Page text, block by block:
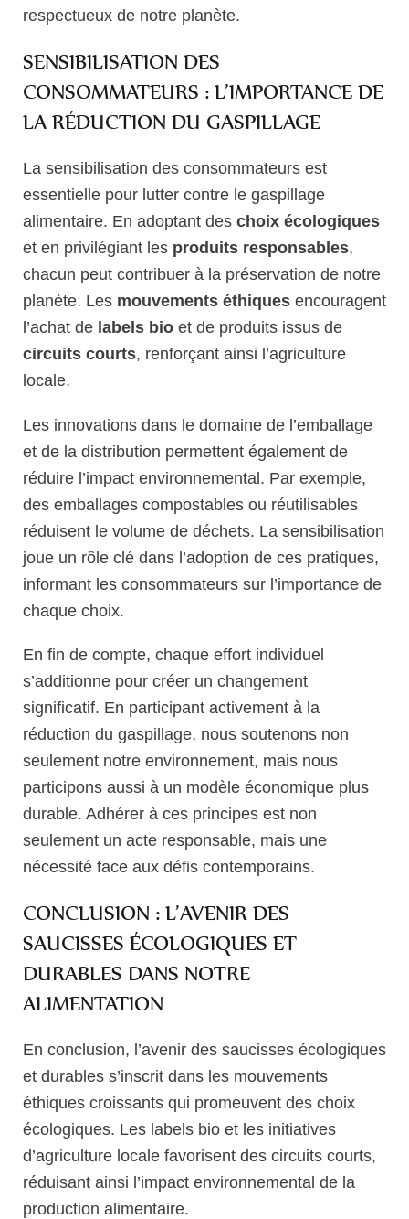
respectueux de notre planète.
SENSIBILISATION DES
CONSOMMATEURS : L’IMPORTANCE DE
LA RÉDUCTION DU GASPILLAGE
La sensibilisation des consommateurs est
essentielle pour lutter contre le gaspillage
alimentaire. En adoptant des choix écologiques
et en privilégiant les produits responsables,
chacun peut contribuer à la préservation de notre
planète. Les mouvements éthiques encouragent
l’achat de labels bio et de produits issus de
circuits courts, renforçant ainsi l’agriculture
locale.
Les innovations dans le domaine de l’emballage
et de la distribution permettent également de
réduire l’impact environnemental. Par exemple,
des emballages compostables ou réutilisables
réduisent le volume de déchets. La sensibilisation
joue un rôle clé dans l’adoption de ces pratiques,
informant les consommateurs sur l’importance de
chaque choix.
En fin de compte, chaque effort individuel
s’additionne pour créer un changement
significatif. En participant activement à la
réduction du gaspillage, nous soutenons non
seulement notre environnement, mais nous
participons aussi à un modèle économique plus
durable. Adhérer à ces principes est non
seulement un acte responsable, mais une
nécessité face aux défis contemporains.
CONCLUSION : L’AVENIR DES
SAUCISSES ÉCOLOGIQUES ET
DURABLES DANS NOTRE
ALIMENTATION
En conclusion, l’avenir des saucisses écologiques
et durables s’inscrit dans les mouvements
éthiques croissants qui promeuvent des choix
écologiques. Les labels bio et les initiatives
d’agriculture locale favorisent des circuits courts,
réduisant ainsi l’impact environnemental de la
production alimentaire.